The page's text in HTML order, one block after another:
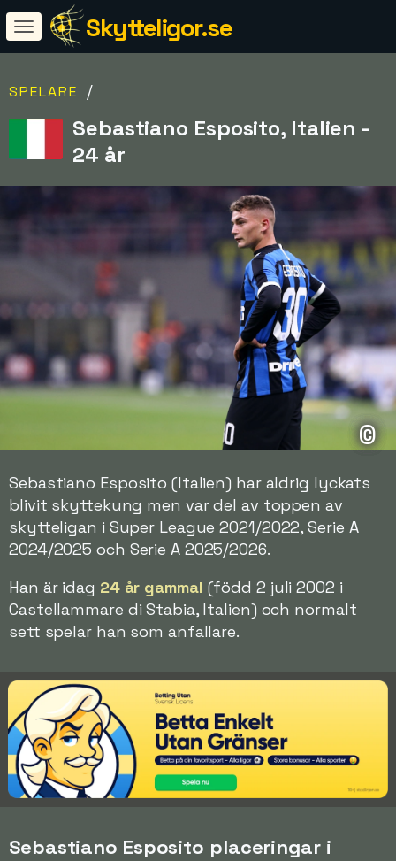
Skytteligor.se
SPELARE /
Sebastiano Esposito, Italien -
24 år
©
Sebastiano Esposito (Italien) har aldrig lyckats
blivit skyttekung men var del av toppen av
skytteligan i Super League 2021/2022, Serie A
2024/2025 och Serie A 2025/2026.
Han är idag 24 år gammal (född 2 juli 2002 i
Castellammare di Stabia, Italien) och normalt
sett spelar han som anfallare.
Sebastiano Esposito placeringar i